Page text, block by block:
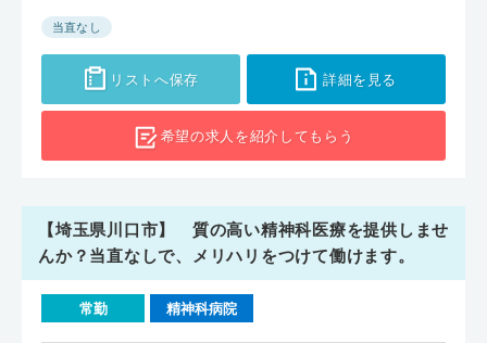
当直なし
リストへ保存 詳細を見る
希望の求人を紹介してもらう
【埼玉県川口市】 質の高い精神科医療を提供しませ
んか？当直なしで、メリハリをつけて働けます。
常勤 精神科病院